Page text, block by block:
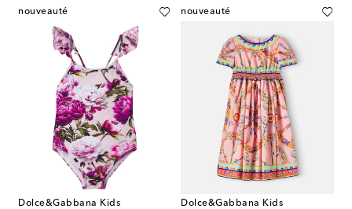
nouveauté
Dolce&Gabbana Kids
nouveauté
Dolce&Gabbana Kids